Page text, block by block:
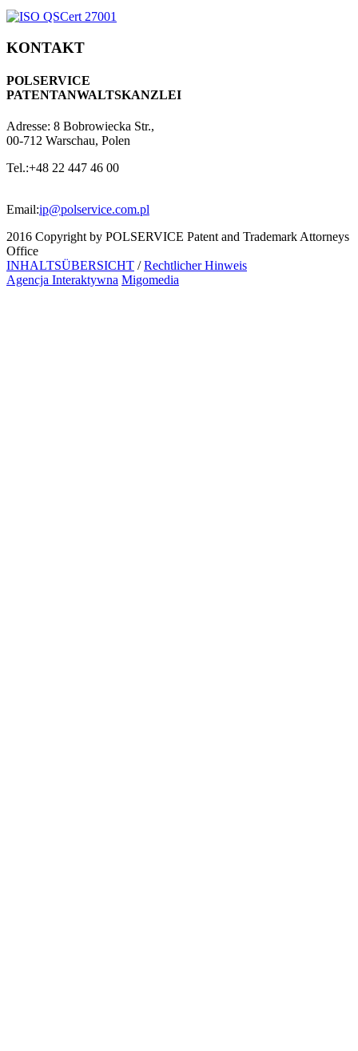
KONTAKT
POLSERVICE
PATENTANWALTSKANZLEI
Adresse: 8 Bobrowiecka Str.,
00-712 Warschau, Polen
Tel.:+48 22 447 46 00
Email:ip@polservice.com.pl
2016 Copyright by POLSERVICE Patent and Trademark Attorneys
Office
INHALTSÜBERSICHT /Rechtlicher Hinweis
Agencja Interaktywna Migomedia